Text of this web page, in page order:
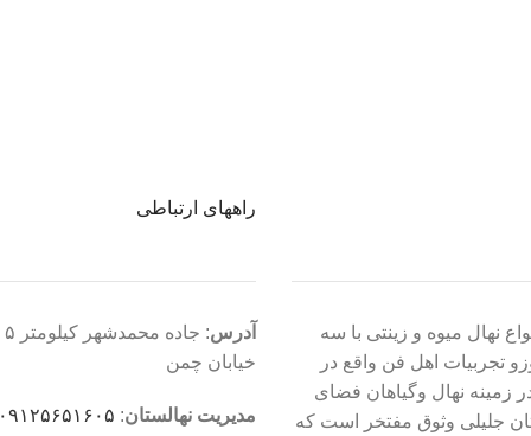
نهال میوه و زینتی با سه
تجربیات اهل فن واقع در
نهال وگیاهان فضای
جلیلی وثوق مفتخر است که
راههای ارتباطی
آدرس
خیابان چمن
مدیریت نهالستان: ۰۹۱۲۵۶۵۱۶۰۵